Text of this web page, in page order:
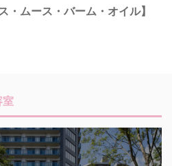
・ムース・バーム・オイル】
室